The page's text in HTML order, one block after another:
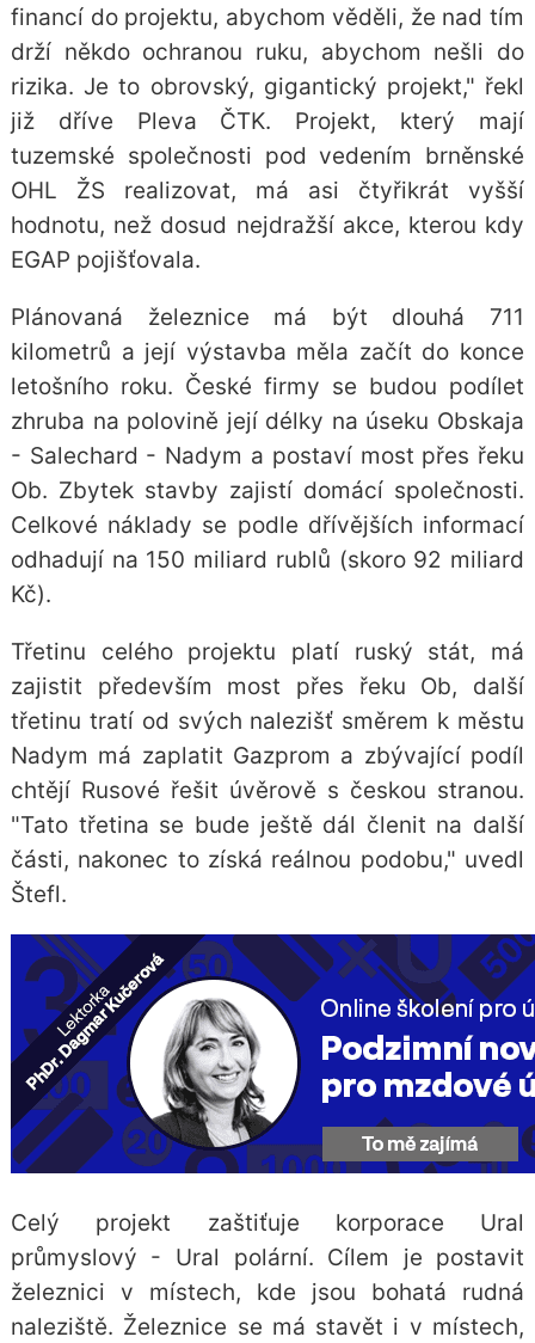
financí do projektu, abychom věděli, že nad tím
drží někdo ochranou ruku, abychom nešli do
rizika. Je to obrovský, gigantický projekt," řekl
již dříve Pleva ČTK. Projekt, který mají
tuzemské společnosti pod vedením brněnské
OHL ŽS realizovat, má asi čtyřikrát vyšší
hodnotu, než dosud nejdražší akce, kterou kdy
EGAP pojišťovala.
Plánovaná železnice má být dlouhá 711
kilometrů a její výstavba měla začít do konce
letošního roku. České firmy se budou podílet
zhruba na polovině její délky na úseku Obskaja
- Salechard - Nadym a postaví most přes řeku
Ob. Zbytek stavby zajistí domácí společnosti.
Celkové náklady se podle dřívějších informací
odhadují na 150 miliard rublů (skoro 92 miliard
Kč).
Třetinu celého projektu platí ruský stát, má
zajistit především most přes řeku Ob, další
třetinu tratí od svých nalezišť směrem k městu
Nadym má zaplatit Gazprom a zbývající podíl
chtějí Rusové řešit úvěrově s českou stranou.
"Tato třetina se bude ještě dál členit na další
části, nakonec to získá reálnou podobu," uvedl
Štefl.
Celý projekt zaštiťuje korporace Ural
průmyslový - Ural polární. Cílem je postavit
železnici v místech, kde jsou bohatá rudná
naleziště. Železnice se má stavět i v místech,